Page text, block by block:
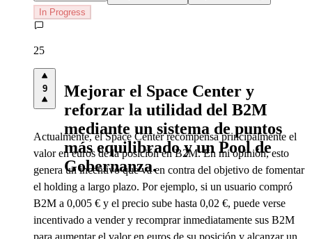
In Progress
25
9
Mejorar el Space Center y
reforzar la utilidad del B2M
mediante un sistema de puntos
más equilibrado y un Pool de
Gobernanza.
Actualmente, el Space Center recompensa principalmente el
valor en euros de la posición en B2M. En mi opinión, esto
genera un incentivo que va en contra del objetivo de fomentar
el holding a largo plazo. Por ejemplo, si un usuario compró
B2M a 0,005 € y el precio sube hasta 0,02 €, puede verse
incentivado a vender y recomprar inmediatamente sus B2M
para aumentar el valor en euros de su posición y alcanzar un